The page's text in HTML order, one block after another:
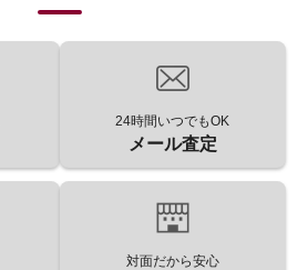
24時間いつでもOK
メール査定
対面だから安心